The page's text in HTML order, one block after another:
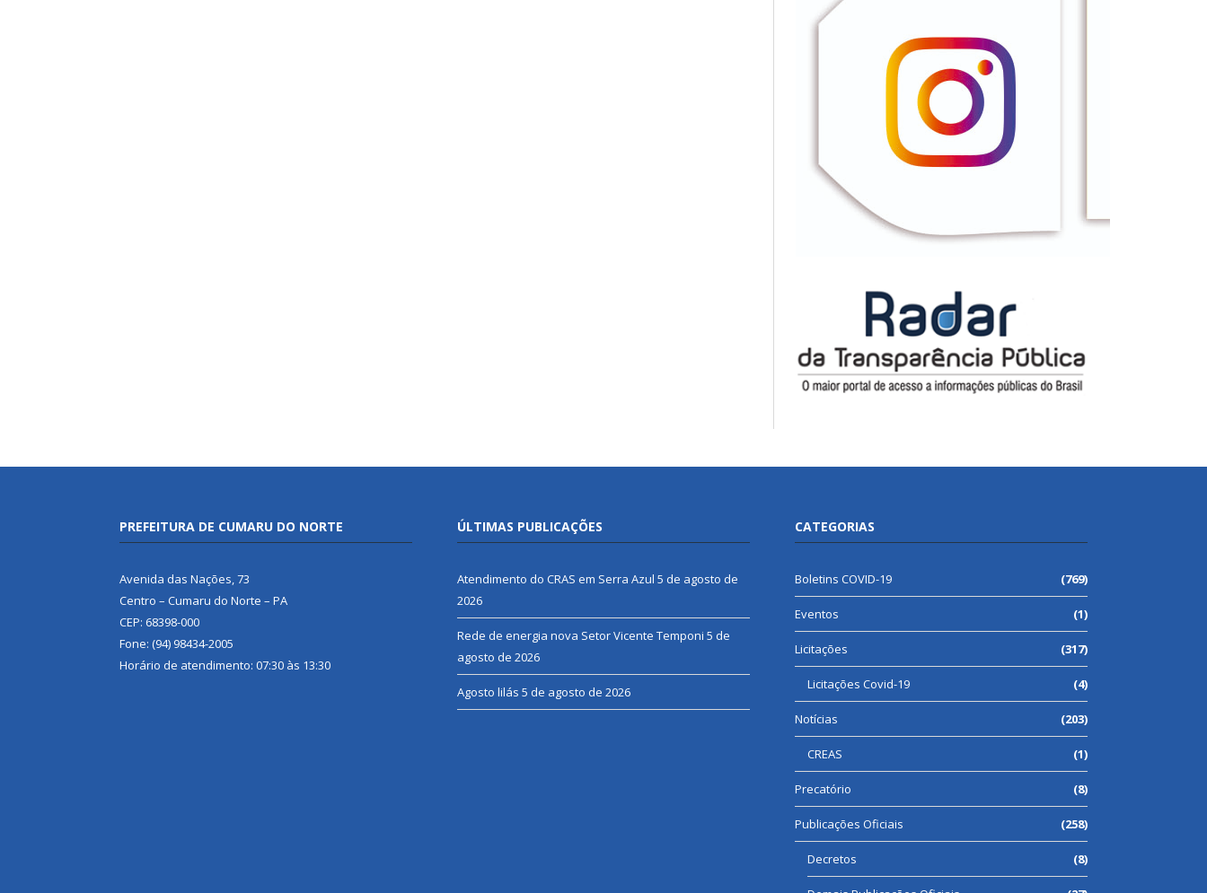
PREFEITURA DE CUMARU DO NORTE
Avenida das Nações, 73
Centro – Cumaru do Norte – PA
CEP: 68398-000
Fone: (94) 98434-2005
Horário de atendimento: 07:30 às 13:30
ÚLTIMAS PUBLICAÇÕES
Atendimento do CRAS em Serra Azul 5 de agosto de
2026
Rede de energia nova Setor Vicente Temponi 5 de
agosto de 2026
Agosto lilás 5 de agosto de 2026
CATEGORIAS
Boletins COVID-19 (769)
Eventos (1)
Licitações (317)
Licitações Covid-19 (4)
Notícias (203)
CREAS (1)
Precatório (8)
Publicações Oficiais (258)
Decretos (8)